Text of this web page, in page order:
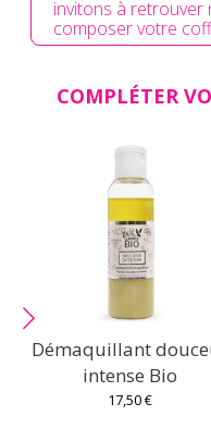
invitons à
composer votre
COMPLÉTER
Démaquillant
intense Bio
17,50 €